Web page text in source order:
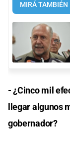
MIRÁ TAMBIÉN
- ¿Cinco mil
llegar algunos
gobernador?